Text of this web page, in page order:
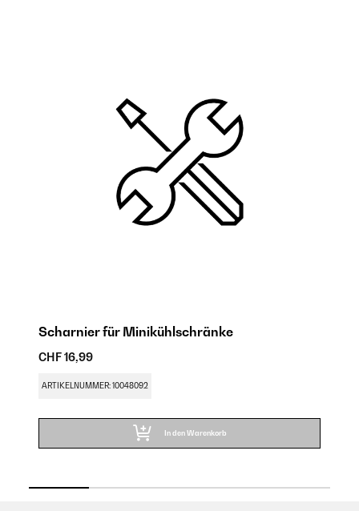
Scharnier für Minikühlschränke
CHF 16,99
ARTIKELNUMMER: 10048092
In den Warenkorb